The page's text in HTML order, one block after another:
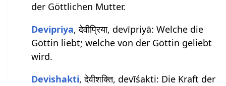
der Göttlichen Mutter.
Devipriya, देवीप्रिया, devīpriyā: Welche die
Göttin liebt; welche von der Göttin geliebt
wird.
Devishakti, देवीशक्ति, devīśakti: Die Kraft der